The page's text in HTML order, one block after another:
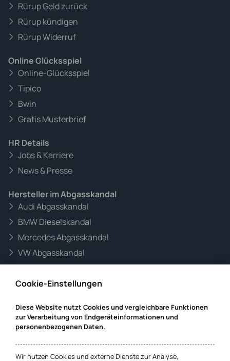
Rürup Geld zurück
Rürup kündigen
Rürup Widerruf
Online Glücksspiel
Online-Glücksspiel
Tipico
Bwin
Gratis Musterbrief
HR Details
Jobs & Karriere
News & Presse
Hersteller im Abgasskandal
Audi Abgasskandal
BMW Dieselskandal
Mercedes Abgasskandal
VW Abgasskandal
Mandanteninformationen
Datenschutz
Impressum
Cookie-Einstellungen
Cookie-Einstellungen
Diese Website nutzt Cookies und vergleichbare Funktionen
zur Verarbeitung von Endgeräteinformationen und
personenbezogenen Daten.
Wir nutzen Cookies und externe Dienste zur Analyse,